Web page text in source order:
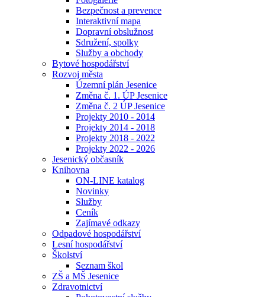
Bezpečnost a prevence
Interaktivní mapa
Dopravní obslužnost
Sdružení, spolky
Služby a obchody
Bytové hospodářství
Rozvoj města
Územní plán Jesenice
Změna č. 1. ÚP Jesenice
Změna č. 2 ÚP Jesenice
Projekty 2010 - 2014
Projekty 2014 - 2018
Projekty 2018 - 2022
Projekty 2022 - 2026
Jesenický občasník
Knihovna
ON-LINE katalog
Novinky
Služby
Ceník
Zajímavé odkazy
Odpadové hospodářství
Lesní hospodářství
Školství
Seznam škol
ZŠ a MŠ Jesenice
Zdravotnictví